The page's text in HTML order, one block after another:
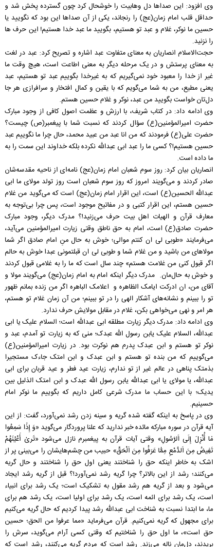
وی افزود: این صداها دل وهابیت را خوشحال کرد چون گسترده پخش شد و
حداقل قلب امام زمان(عج) را رنجاند، یکی از آن صداها این بود که نگویید یا
حسین ما نوکر، غلام و عبد تو هستیم، بگویید ما عبد خدا هستیم! این حرف ها
را نزنید.
حجت‌الاسلام انصاریان به معنای متفاوت عبد اشاره و تصریح کرد: عبد در لغت
به معنای پرستش و در یک مرحله دیگر به معنی اطاعت است، هیچ وقت ما
غیر از خدا را معبود خود نمی‌گیریم که به غیرخدا بگوییم عبد تو هستیم، عبد
یعنی مطیع، من به شما می‌گویم که با یقین و کمال افتخار و سرافرازی هر جا
دل‌تان خواست بگویید من عبد، نوکر و غلام حسین هستم.
وی ادامه داد: در کتاب شریف، با ارزش و عظمت اصول کافی از وجود مبارک
حضرت امیرالمؤمنین(ع) سؤال کردند که نسبت‌ شما با پیغمبر(ص) چیست؟
حضرت علی(ع) فرمودند که من انا عبد من عبید محمد، حال چرا ما نگوییم عبد
حسین هستیم!؟ کسی ما را عبد ابی عبدالله نکرده بلکه خداوند این سمت را به
ما داده است.
انصاریان بیان کرد: روز سوم شعبان امام زمان(عج) نامه‌ای از ناحیه مقدسه‌شان
صادر کردند و می‌گویند امروز که روز سوم شعبان است روز تولد مولای ما ابی
عبدالله الحسین(ع) است، این اقرار امام زمان(عج) است که می‌گوید من غلام
حسین هستم، این اقرار کتبی و در مفاتیح موجود است، پس چرا بی‌توجه به
معارف قرآن و الهیات اهل بیت حرف می‌زنید!؟ مدرک دیگر، وجود مبارک
حضرت صادق(ع) است، امام به حق ناطق وقتی زیارت امیرالمؤمنین می‌آید،
می‌فرمایند «طوبی لی ان کنتم موالی؛ خوش به حال منِ امام صادق اگر شما
مولاهای من باشید و من غلام شما و طوبی لی ان قبلتمونی عبدا خوش به حالم
اگر قبول کنی من غلامت هستم» چند سال است که ما را به غلامی قبول کردند
و خوش به حال‌مان. مدرک دیگر اینکه امام به امام زمان(عج) می‌گویند مولا و
آقای من، ان ادرکت ایامک الظاهره و اعلامک الباهره اگر من زنده بمانم ظهور
تو را ببینم و نشانه‌های آشکار الهی را در تو ببینم؛ من آن زمان غلام تو هستم،
هر امر و نهی می‌خواهی بکن، غلام در مقابل مولایش حرف ندارد.
وی ادامه داد: مدرک دیگر زیارت مطلقه ابی عبدالله است؛ السلام علیک یا ابی
عبدالله، السلام علیک یابن رسول الله عبدک؛ منی که به زیارت تو آمدم، عبد و
نوکر تو هستم و ابن عبدک پدرم هم نوکرت بود. در زیارت امیرالمؤمنین(ع)
می‌گوییم که من بنده تو هستم و ابن عبدک و ابن امتک جاءک مستجیرا
بذمتک پناهی در عالم غیر از تو ندارم، زیارت عید فطر و عید قربان برای ابی
عبدالله، یا مولای یا ابی عبدالله یابن رسول الله عبدک و ابن امتک الذلیل بین
یدیک؛ با این حساب ما مدرک شرعی کامل داریم که بگوییم ما نوکر امام
حسینیم.
وی در پاسخ به اینکه گفته شده گریه و سینه زدن رشد نمی‌آورد، گفت: از این
آیه قرآن در سوره مبارکه مائده خبر ندارید که علنا پروردگار می‌گوید «وَ إِذٰا سَمِعُوا
مٰا أُنْزِلَ إِلَى اَلرَّسُولِ» وقتی آیات قرآن به پیغمبرم نازل می‌شود «تَرىٰ أَعْيُنَهُمْ
تَفِيضُ مِنَ اَلدَّمْعِ مِمّٰا عَرَفُوا مِنَ اَلْحَقِّ» حبیب من چشم‌هایشان را می‌بینی پر از
اشک به خاطر اینکه حق را شناختند یعنی اول حق را شناختند و حال گریه
می‌کنند؛ رشد از این بالاتر؟ چرا گریه رشد نمی‌آورد!؟ قبل از گریه رشد ایجاد
می‌شود و بعد از گریه هم رشد مقول به تشکیک است؛ یک رشد برای انبیاء
است، یک رشد برای ائمه است، یک رشد برای اولیا است، یک رشد هم برای
ما، ما ابتدا نسبت به شناخت ابی عبدالله رشد پیدا کردیم که حال گریه می‌کنیم
برای مجهول که گریه نمی‌کنیم. قرآن می‌فرماید «مما عرفوا من الحق؛ حسین
حق است»، ما اول حق را شناختیم که وقتی کسی آرام می‌گوید، سرش را
بریدند، دل‌مان ناله می‌زند. رشد است که مردم گریه می‌کنند، رشد است که